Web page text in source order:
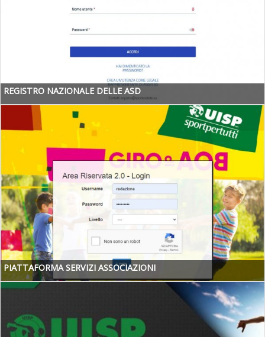
REGISTRO NAZIONALE DELLE ASD
PIATTAFORMA SERVIZI ASSOCIAZIONI